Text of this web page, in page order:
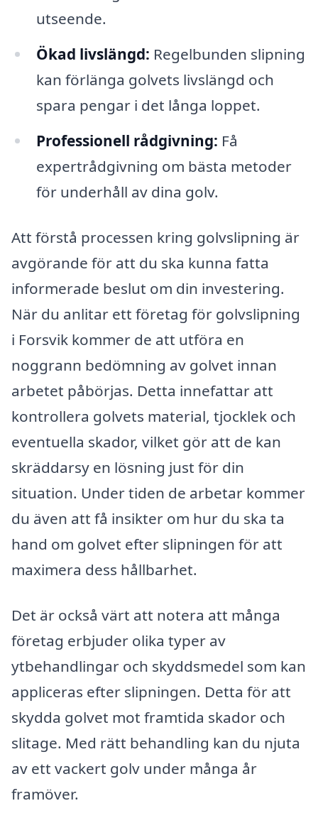
utseende.
Ökad livslängd: Regelbunden slipning
kan förlänga golvets livslängd och
spara pengar i det långa loppet.
Professionell rådgivning: Få
expertrådgivning om bästa metoder
för underhåll av dina golv.
Att förstå processen kring golvslipning är
avgörande för att du ska kunna fatta
informerade beslut om din investering.
När du anlitar ett företag för golvslipning
i Forsvik kommer de att utföra en
noggrann bedömning av golvet innan
arbetet påbörjas. Detta innefattar att
kontrollera golvets material, tjocklek och
eventuella skador, vilket gör att de kan
skräddarsy en lösning just för din
situation. Under tiden de arbetar kommer
du även att få insikter om hur du ska ta
hand om golvet efter slipningen för att
maximera dess hållbarhet.
Det är också värt att notera att många
företag erbjuder olika typer av
ytbehandlingar och skyddsmedel som kan
appliceras efter slipningen. Detta för att
skydda golvet mot framtida skador och
slitage. Med rätt behandling kan du njuta
av ett vackert golv under många år
framöver.